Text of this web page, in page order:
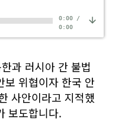
0:00/
0:00
과 러시아 간 불법
보 위협이자 한국 안
사안이라고 지적했
보도합니다.